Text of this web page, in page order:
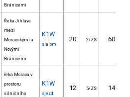
Bránicemi
Řeka Jihlava
mezi
Moravskými a
Novými
Bránicemi
K1W
slalom
20. 2/ZS 60.10
řeka Morava v
prostoru
silničního
K1W
sjezd
12. 5/ZS 14.50